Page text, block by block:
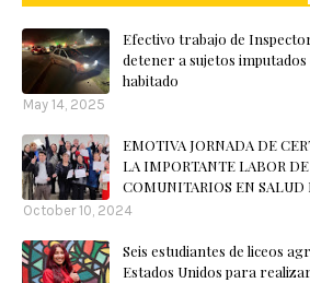
Efectivo trabajo de
detener a sujetos
habitado
May 14, 2025
EMOTIVA JORNADA DE
LA IMPORTANTE LABOR
COMUNITARIOS EN SALUD
October 10, 2024
Seis estudiantes de liceos
Estados Unidos para